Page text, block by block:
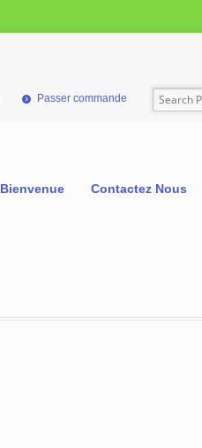
Passer commande
Bienvenue Contactez Nous